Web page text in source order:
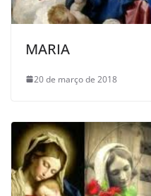
MARIA
20 de março de 2018